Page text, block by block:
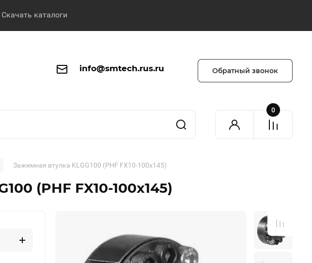
Скачать каталоги
info@smtech.rus.ru Обратный звонок
0
Зажимная втулка KLGG100 (PHF FX10-100x145)
(PHF FX10-100x145)